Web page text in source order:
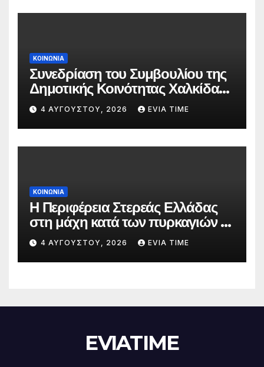
ΚΟΙΝΩΝΙΑ
Συνεδρίαση του Συμβουλίου της
Δημοτικής Κοινότητας Χαλκίδας
την 5 Αυγούστου
4 ΑΥΓΟΎΣΤΟΥ, 2026 EVIA TIME
ΚΟΙΝΩΝΙΑ
Η Περιφέρεια Στερεάς Ελλάδας
στη μάχη κατά των πυρκαγιών –
Δράσεις και στήριξη σε πέντε
περιφερειακές ενότητες
4 ΑΥΓΟΎΣΤΟΥ, 2026 EVIA TIME
EVIATIME